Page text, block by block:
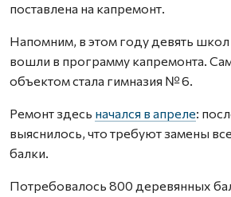
поставлена на капремонт.
Напомним, в этом году девять школ
вошли в программу капремонта.
объектом стала гимназия № 6.
Ремонт здесь начался в апреле:
выяснилось, что требуют замены
балки.
Потребовалось 800 деревянных